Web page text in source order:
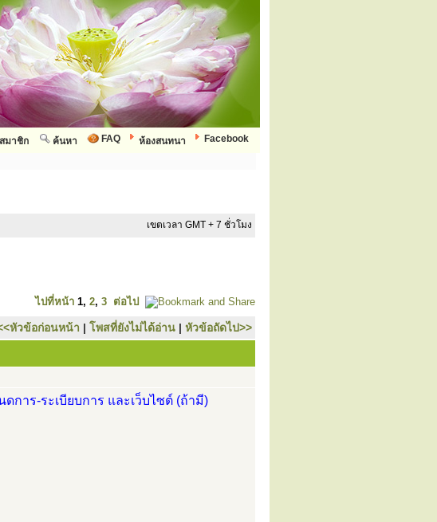
Facebook
ห้องสนทนา
FAQ
ค้นหา
มาชิก
เขตเวลา GMT + 7 ชั่วโมง
ไปที่หน้า 1, 2, 3 ต่อไป
หัวข้อก่อนหน้า | โพสที่ยังไม่ได้อ่าน | หัวข้อถัดไป>>
าร-ระเบียบการ และเว็บไซต์ (ถ้ามี)